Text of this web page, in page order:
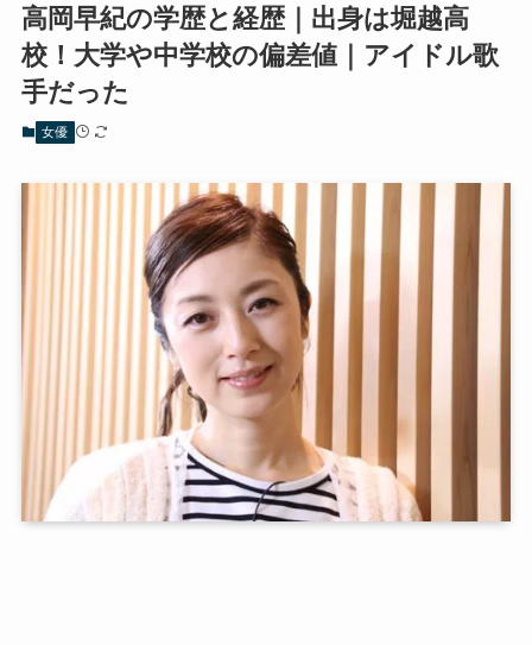
高岡早紀の学歴と経歴｜出身は堀越高
校！大学や中学校の偏差値｜アイドル歌
手だった
女優